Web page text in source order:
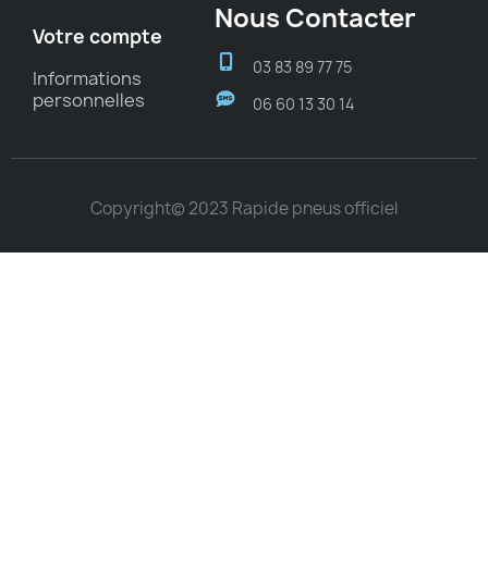
Votre compte
Informations
personnelles
Nous Contacter
03 83 89 77 75
06 60 13 30 14
Copyright© 2023 Rapide pneus officiel